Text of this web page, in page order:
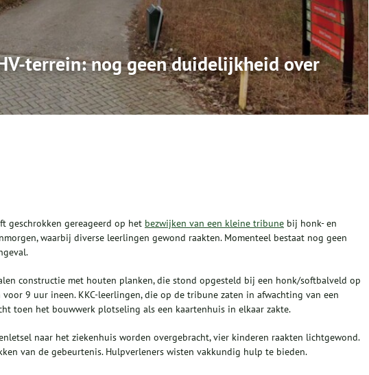
terrein: nog geen duidelijkheid over
geschrokken gereageerd op het bezwijken van een kleine tribune bij honk- en
waarbij diverse leerlingen gewond raakten. Momenteel bestaat nog geen
constructie met houten planken, die stond opgesteld bij een honk/softbalveld op
9 uur ineen. KKC-leerlingen, die op de tribune zaten in afwachting van een
toen het bouwwerk plotseling als een kaartenhuis in elkaar zakte.
naar het ziekenhuis worden overgebracht, vier kinderen raakten lichtgewond.
van de gebeurtenis. Hulpverleners wisten vakkundig hulp te bieden.